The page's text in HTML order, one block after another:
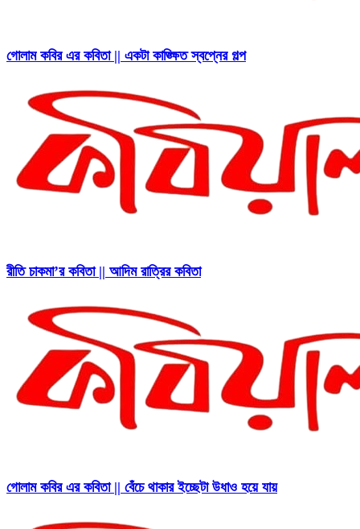
গোলাম কবির এর কবিতা || একটা কাঙ্ক্ষিত স্বপ্নের গল্প
রীতি চাকমা’র কবিতা || আদিম রাত্রির কবিতা
গোলাম কবির এর কবিতা || বেঁচে থাকার ইচ্ছেটা উধাও হয়ে যায়